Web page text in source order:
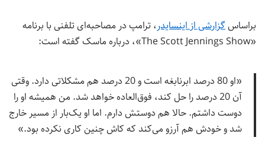
براساسگزارشی از اینسایدر، ترامپ در مصاحبه‌ای تلفنی با برنامه
«The Scott Jennings Show»، درباره ماسک گفته است:
«او 80 درصد ابرنابغه است و 20 درصد هم مشکلاتی دارد. وقتی
آن 20 درصد را حل کند، فوق‌العاده خواهد شد. من همیشه او را
دوست داشتم. حالا هم دوستش دارم. اما او یک‌بار از مسیر خارج
شد و خودش هم آرزو می‌کند که کاش چنین کاری نکرده بود.»